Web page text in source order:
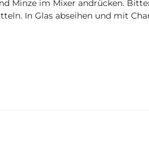
Minze im Mixer andrücken.
In Glas abseihen und mit